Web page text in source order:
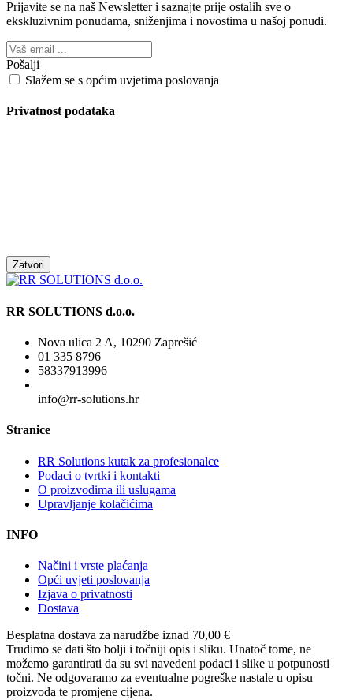
Prijavite se na naš Newsletter i saznajte prije ostalih sve o
ekskluzivnim ponudama, sniženjima i novostima u našoj ponudi.
Pošalji
Slažem se s općim uvjetima poslovanja
Privatnost podataka
Zatvori
RR SOLUTIONS d.o.o.
Nova ulica 2 A, 10290 Zaprešić
01 335 8796
58337913996
info@rr-solutions.hr
Stranice
RR Solutions kutak za profesionalce
Podaci o tvrtki i kontakti
O proizvodima ili uslugama
Upravljanje kolačićima
INFO
Načini i vrste plaćanja
Opći uvjeti poslovanja
Izjava o privatnosti
Dostava
Besplatna dostava za narudžbe iznad 70,00 €
Trudimo se dati što bolji i točniji opis i sliku. Unatoč tome, ne
možemo garantirati da su svi navedeni podaci i slike u potpunosti
točni. Ne odgovaramo za eventualne pogreške nastale u opisu
proizvoda te promjene cijena.